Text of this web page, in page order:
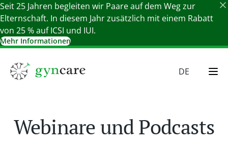
Seit 25 Jahren begleiten wir Paare auf dem Weg zur
Elternschaft. In diesem Jahr zusätzlich mit einem Rabatt
von 25 % auf ICSI und IUI.
Mehr Informationen
DE
SR
Webinare und Podcasts